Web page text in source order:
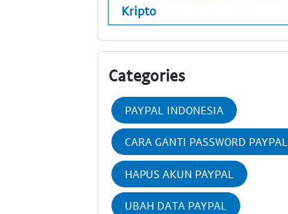
Kripto
Categories
PAYPAL INDONESIA
CARA GANTI PASSWORD PAYPAL
HAPUS AKUN PAYPAL
UBAH DATA PAYPAL